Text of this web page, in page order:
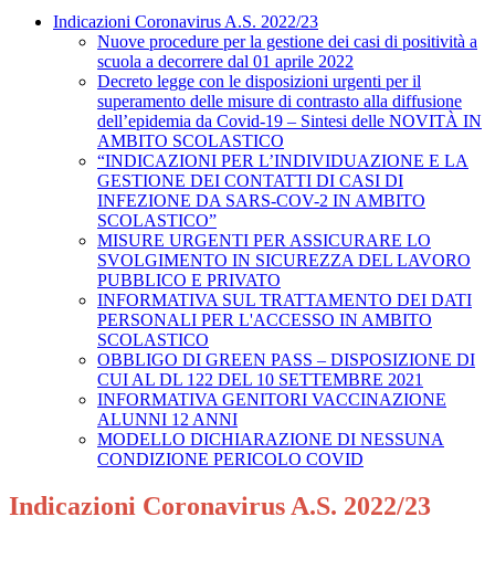
Indicazioni Coronavirus A.S. 2022/23
Nuove procedure per la gestione dei casi di positività a
scuola a decorrere dal 01 aprile 2022
Decreto legge con le disposizioni urgenti per il
superamento delle misure di contrasto alla diffusione
dell’epidemia da Covid-19 – Sintesi delle NOVITÀ IN
AMBITO SCOLASTICO
“INDICAZIONI PER L’INDIVIDUAZIONE E LA
GESTIONE DEI CONTATTI DI CASI DI
INFEZIONE DA SARS-COV-2 IN AMBITO
SCOLASTICO”
MISURE URGENTI PER ASSICURARE LO
SVOLGIMENTO IN SICUREZZA DEL LAVORO
PUBBLICO E PRIVATO
INFORMATIVA SUL TRATTAMENTO DEI DATI
PERSONALI PER L'ACCESSO IN AMBITO
SCOLASTICO
OBBLIGO DI GREEN PASS – DISPOSIZIONE DI
CUI AL DL 122 DEL 10 SETTEMBRE 2021
INFORMATIVA GENITORI VACCINAZIONE
ALUNNI 12 ANNI
MODELLO DICHIARAZIONE DI NESSUNA
CONDIZIONE PERICOLO COVID
Indicazioni Coronavirus A.S. 2022/23